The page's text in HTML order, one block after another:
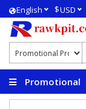
English $USD
Promotional